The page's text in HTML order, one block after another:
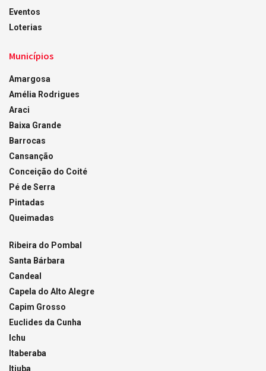
Eventos
Loterias
Municípios
Amargosa
Amélia Rodrigues
Araci
Baixa Grande
Barrocas
Cansanção
Conceição do Coité
Pé de Serra
Pintadas
Queimadas
Ribeira do Pombal
Santa Bárbara
Candeal
Capela do Alto Alegre
Capim Grosso
Euclides da Cunha
Ichu
Itaberaba
Itiuba